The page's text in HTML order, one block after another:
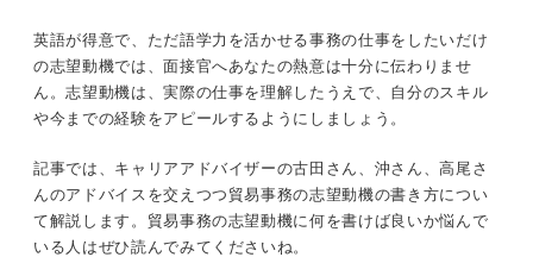
仕事内容
貿易事務を目指すうえで持っておきたい基本ス
キル
自分の強みと照らし合わせよう！ 貿易事務に
※AIの特性上、間違いが含まれている場合があります。記事本文
と併せてご確認ください。
英語が得意で、ただ語学力を活かせる事務の仕事をしたいだけ
の志望動機では、面接官へあなたの熱意は十分に伝わりませ
ん。志望動機は、実際の仕事を理解したうえで、自分のスキル
や今までの経験をアピールするようにしましょう。
記事では、キャリアアドバイザーの古田さん、沖さん、高尾さ
んのアドバイスを交えつつ貿易事務の志望動機の書き方につい
て解説します。貿易事務の志望動機に何を書けば良いか悩んで
いる人はぜひ読んでみてくださいね。